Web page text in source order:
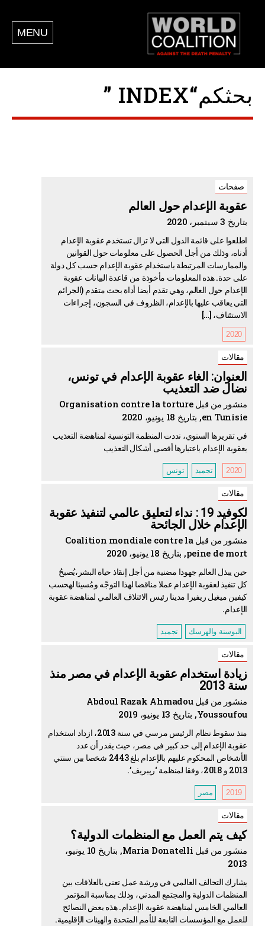
MENU
بحثكم“INDEX ”
صفحات
عقوبة الإعدام حول العالم
بتاريخ 3 سبتمبر، 2020
اطلعوا على قائمة الدول التي لا تزال تستخدم عقوبة الإعدام
أدناه، وذلك من أجل الحصول على معلومات حول القوانين
والممارسات المرتبطة باستخدام عقوبة الإعدام حسب كل دولة
على حدة. هذه المعلومات مأخوذة من قاعدة البيانات عقوبة
الإعدام حول العالم، وهي تقدم أيضا أداة بحث متقدم (الجرائم
التي يعاقب عليها بالإعدام، الظروف في السجون، إجراءات
الاستئناف، […]
2020
مقالات
العنوان: الغاء عقوبة الإعدام في تونس،
نضال ضد التعذيب
منشور من قبل Organisation contre la torture
en Tunisie, بتاريخ 18 يونيو، 2020
في تقريرها السنوي، نددت المنظمة التونسية لمناهضة التعذيب
بعقوبة الإعدام باعتبارها أقصى أشكال التعذيب
2020 تجميد تونس
مقالات
لكوفيد 19 : نداء لتعليق عالمي لتنفيذ عقوبة
الإعدام خلال الجائحة
منشور من قبل Coalition mondiale contre la
peine de mort, بتاريخ 18 يونيو، 2020
حين يبذل العالم جهودا مضنية من أجل إنقاذ حياة البشر،يُصبحُ
كل تنفيذ لعقوبة الإعدام عملا مناقضا لهذا التوجّه ومُسيئا لهحسب
كيفين ميغيل ريفيرا مدينا رئيس الائتلاف العالمي لمناهضة عقوبة
الإعدام.
البوسنة والهرسك تجميد
مقالات
زيادة استخدام عقوبة الإعدام في مصر منذ
سنة 2013
منشور من قبل Abdoul Razak Ahmadou
Youssoufou, بتاريخ 13 يونيو، 2019
منذ سقوط نظام الرئيس مرسي في سنة 2013، ازداد استخدام
عقوبة الإعدام إلى حد كبير في مصر، حيث يقدر أن عدد
الأشخاص المحكوم عليهم بالإعدام بلغ 2443 شخصا بين سنتي
2013 و 2018، وفقا لمنظمة ‘ريبريف’.
2019 مصر
مقالات
كيف يتم العمل مع المنظمات الدولية؟
منشور من قبل Maria Donatelli, بتاريخ 10 يونيو،
2013
يشارك التحالف العالمي في ورشة عمل تعنى بالعلاقات بين
المنظمات الدولية والمجتمع المدني، وذلك بمناسبة المؤتمر
العالمي الخامس لمناهضة عقوبة الإعدام. هذه بعض النصائح
للعمل مع المؤسسات التابعة للأمم المتحدة والهيئات الإقليمية.